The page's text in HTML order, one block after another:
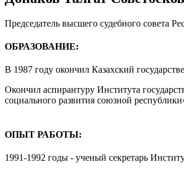
Председатель высшего судебного совета
ОБРАЗОВАНИЕ:
В 1987 году окончил Казахский
Окончил аспирантуру Института
социального развития союзной
ОПЫТ РАБОТЫ:
1991-1992 годы - ученый секретарь